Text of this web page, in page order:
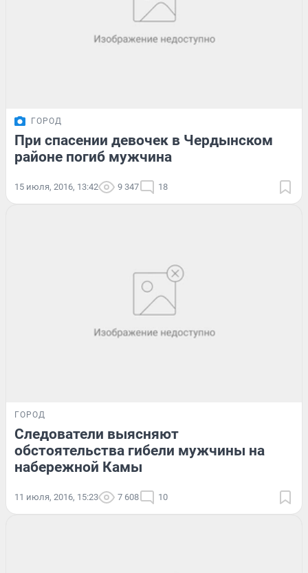
ГОРОД
При спасении девочек в Чердынском
районе погиб мужчина
15 июля, 2016, 13:42 9 347 18
ГОРОД
Следователи выясняют
обстоятельства гибели мужчины на
набережной Камы
11 июля, 2016, 15:23 7 608 10